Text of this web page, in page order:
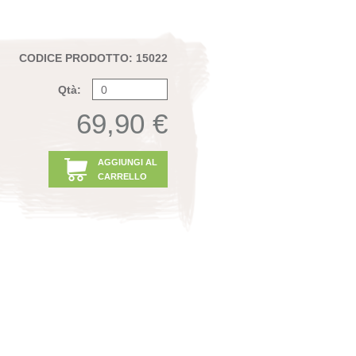
CODICE PRODOTTO: 15022
Qtà:
69,90 €
AGGIUNGI AL
CARRELLO